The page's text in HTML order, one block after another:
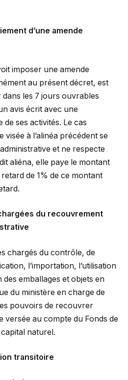
d’une amende
imposer une amende
au présent décret, est
dans les 7 jours ouvrables
avis écrit avec une
ses activités. Le cas
à l’alinéa précédent se
et ne respecte
aliéna, elle paye le montant
de 1% de ce montant
du recouvrement
chargés du contrôle, de
l’importation, l’utilisation
emballages et objets en
du ministère en charge de
pouvoirs de recouvrer
versée au compte du Fonds de
naturel.
transitoire